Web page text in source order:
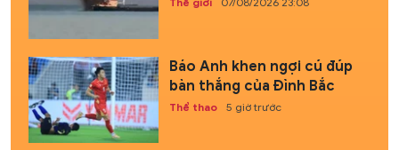
Báo Anh khen ngợi cú đúp
bàn thắng của Đình Bắc
Thể thao 5 giờ trước